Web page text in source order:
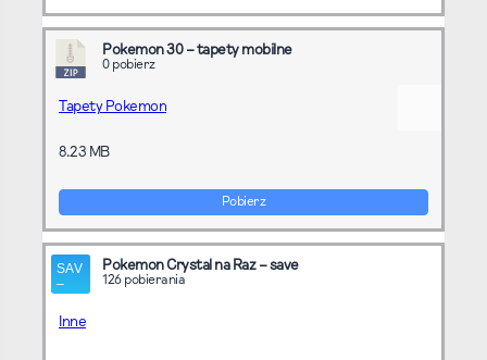
Pokemon 30 – tapety mobilne
0 pobierz
Tapety Pokemon
8.23 MB
Pobierz
Pokemon Crystal na Raz – save
126 pobierania
Inne